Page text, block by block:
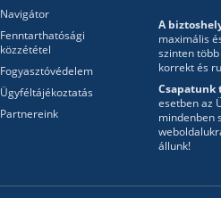
Navigátor
Fenntarthatósági
közzététel
Fogyasztóvédelem
Ügyféltájékoztatás
Partnereink
A
maximális
szinten
korrekt és
Csapatunk
esetben az
mindenben
állunk!